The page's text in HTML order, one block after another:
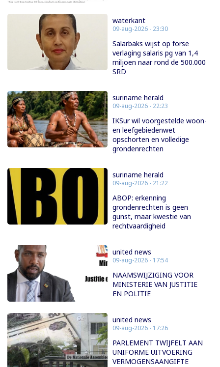
waterkant
09-aug-2026 - 23:30
Salarbaks wijst op forse
verlaging salaris pg van 1,4
miljoen naar rond de 500.000
SRD
suriname herald
09-aug-2026 - 22:23
IKSur wil voorgestelde woon-
en leefgebiedenwet
opschorten en volledige
grondenrechten
suriname herald
09-aug-2026 - 21:22
ABOP: erkenning
grondenrechten is geen
gunst, maar kwestie van
rechtvaardigheid
united news
09-aug-2026 - 17:54
NAAMSWIJZIGING VOOR
MINISTERIE VAN JUSTITIE
EN POLITIE
united news
09-aug-2026 - 17:26
PARLEMENT TWIJFELT AAN
UNIFORME UITVOERING
VERMOGENSAANGIFTE